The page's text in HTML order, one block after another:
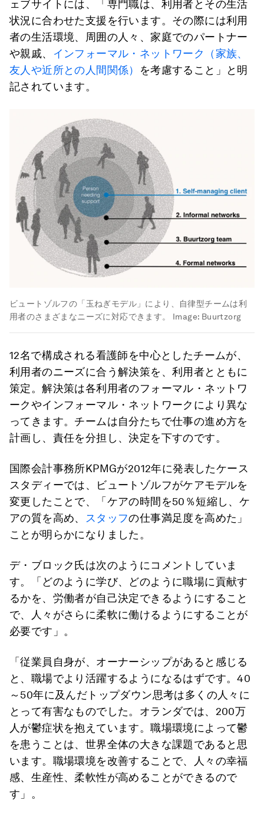
ェブサイトには、「専門職は、利用者とその生活
状況に合わせた支援を行います。その際には利用
者の生活環境、周囲の人々、家庭でのパートナー
や親戚、
インフォーマル・ネットワーク（家族、
友人や近所との人間関係）
を考慮すること」と明
記されています。
ビュートゾルフの「玉ねぎモデル」により、自律型チームは利
用者のさまざまなニーズに対応できます。
Image: Buurtzorg
12名で構成される看護師を中心としたチームが、
利用者のニーズに合う解決策を、利用者とともに
策定。解決策は各利用者のフォーマル・ネットワ
ークやインフォーマル・ネットワークにより異な
ってきます。チームは自分たちで仕事の進め方を
計画し、責任を分担し、決定を下すのです。
国際会計事務所KPMGが2012年に発表したケース
スタディーでは、ビュートゾルフがケアモデルを
変更したことで、「ケアの時間を50％短縮し、ケ
アの質を高め、
スタッフの仕事満足度を高めた」
ことが明らかになりました。
デ・ブロック氏は次のようにコメントしていま
す。「どのように学び、どのように職場に貢献す
るかを、労働者が自己決定できるようにすること
で、人々がさらに柔軟に働けるようにすることが
必要です」。
「従業員自身が、オーナーシップがあると感じる
と、職場でより活躍するようになるはずです。40
～50年に及んだトップダウン思考は多くの人々に
とって有害なものでした。オランダでは、200万
人が鬱症状を抱えています。職場環境によって鬱
を患うことは、世界全体の大きな課題であると思
います。職場環境を改善することで、人々の幸福
感、生産性、柔軟性が高めることができるので
す」。